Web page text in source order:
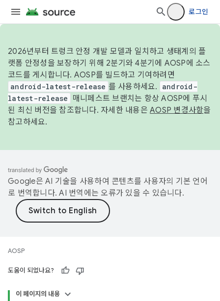
로그인
2026년부터 트렁크 안정 개발 모델과 일치하고 생태계의 플
랫폼 안정성을 보장하기 위해 2분기와 4분기에 AOSP에 소스
코드를 게시합니다. AOSP를 빌드하고 기여하려면
android-latest-release 를 사용하세요.
android-
latest-release
매니페스트 브랜치는 항상 AOSP에 푸시
된 최신 버전을 참조합니다. 자세한 내용은 AOSP 변경사항을
참고하세요.
Google은 AI 기술을 사용하여 콘텐츠를 사용자의 기본 언어
로 번역합니다. AI 번역에는 오류가 있을 수 있습니다.
AOSP
도움이 되었나요?
이 페이지의 내용